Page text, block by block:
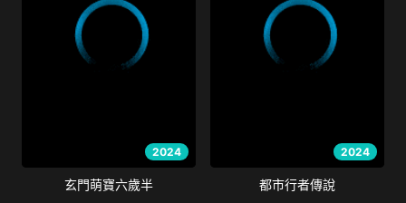
2024
玄門萌寶六歲半
2024
都市行者傳說